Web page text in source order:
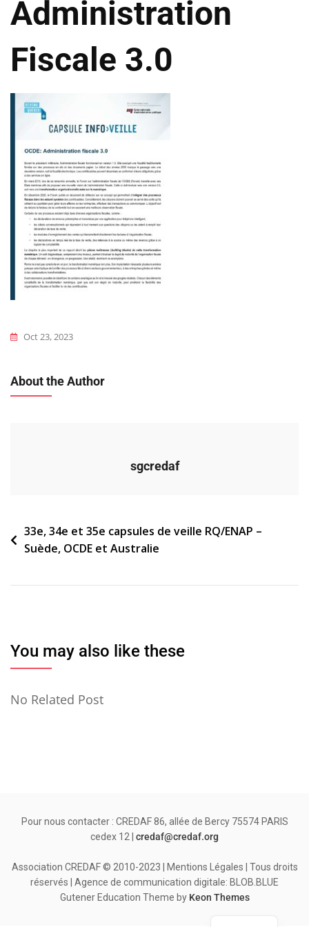
Administration
Fiscale 3.0
Oct 23, 2023
About the Author
sgcredaf
Navigation
de
33e, 34e et 35e capsules de veille RQ/ENAP –
Suède, OCDE et Australie
You may also like these
No Related Post
Pour nous contacter : CREDAF 86, allée de Bercy 75574 PARIS
cedex 12 | credaf@credaf.org
Association CREDAF © 2010-2023 | Mentions Légales | Tous droits
réservés | Agence de communication digitale: BLOB.BLUE
Gutener Education Theme by Keon Themes